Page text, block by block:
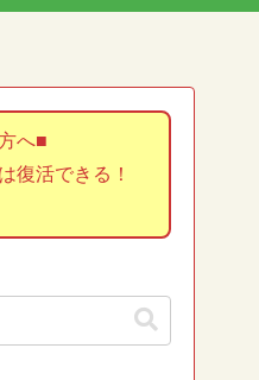
へ■
復活できる！